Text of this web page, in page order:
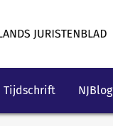
Tijdschrift NJBlog